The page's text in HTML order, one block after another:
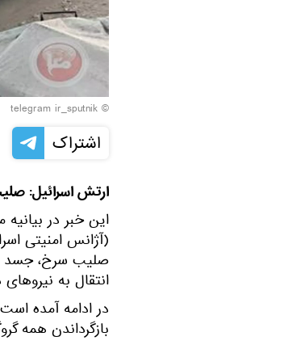
© telegram ir_sputnik
اشتراک
ارتش اسرائیل:
(آژانس امنیتی
صلیب سرخ، جسد
انتقال به
در ادامه آمده
بازگرداندن همه